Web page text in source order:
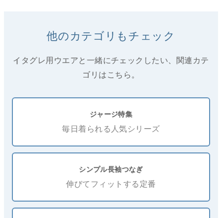
他のカテゴリもチェック
イタグレ用ウエアと一緒にチェックしたい、関連カテ
ゴリはこちら。
ジャージ特集
毎日着られる人気シリーズ
シンプル長袖つなぎ
伸びてフィットする定番